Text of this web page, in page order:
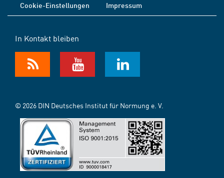
Cookie-Einstellungen
Impressum
In Kontakt bleiben
© 2026 DIN Deutsches Institut für Normung e. V.